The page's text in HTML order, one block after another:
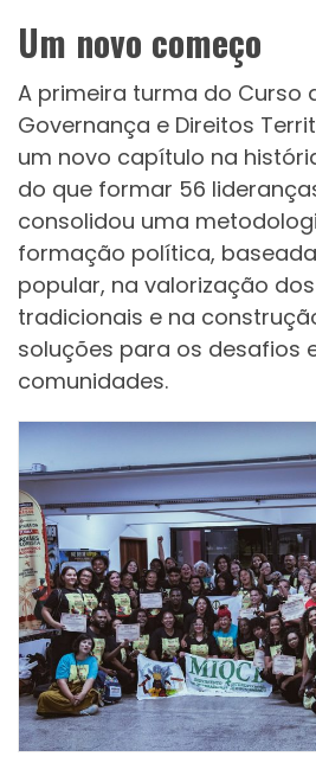
Um novo começo
A primeira turma do Curso
Governança e Direitos
um novo capítulo na
do que formar 56
consolidou uma
formação política,
popular, na valorização
tradicionais e na
soluções para os desafios
comunidades.